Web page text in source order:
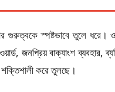
গুরুত্বকে স্পষ্টভাবে তুলে
জনপ্রিয় বাক্যাংশ
করে তুলছে।